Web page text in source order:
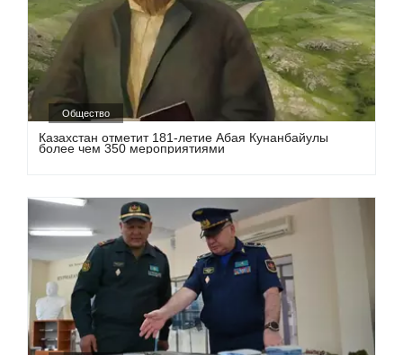
Общество
Казахстан отметит 181-летие Абая Кунанбайулы
более чем 350 мероприятиями